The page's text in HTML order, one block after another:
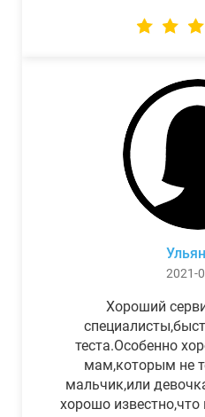
2021-
Хороший
теста.Особенно
мам,которым не
мальчик,или
хорошо